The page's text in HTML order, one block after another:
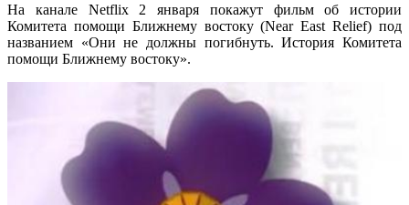
На канале Netflix 2 января покажут фильм об истории
Комитета помощи Ближнему востоку (Near East Relief) под
названием «Они не должны погибнуть. История Комитета
помощи Ближнему востоку».